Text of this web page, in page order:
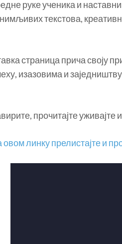
руке ученика и
текстова,
страница прича своју
изазовима и
прочитајте уживајте
овом линку прелистајте и